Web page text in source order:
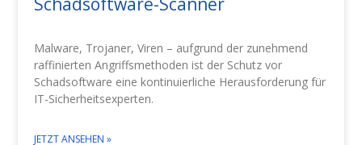
Malware, Trojaner, Viren – aufgrund der zunehmend
raffinierten Angriffsmethoden ist der Schutz vor
Schadsoftware eine kontinuierliche Herausforderung für
IT-Sicherheitsexperten.
JETZT ANSEHEN »